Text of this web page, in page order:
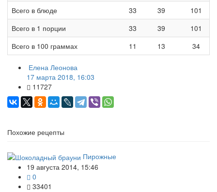
Всего в блюде 33 39
101
Всего в 1 порции
33 39
101
Всего в 100 граммах
11 13 34
Елена Леонова
17 марта 2018, 16:03
11727
Похожие рецепты
Пирожные
19 августа 2014, 15:46
0
33401